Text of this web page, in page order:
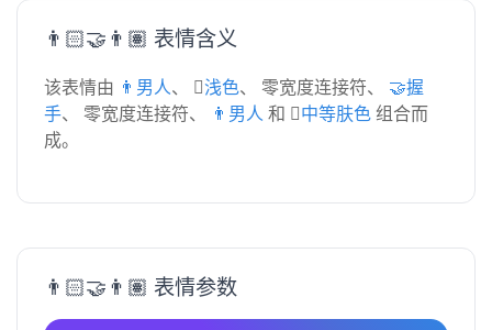
👨🏻‍🤝‍👨🏽 表情含义
该表情由 👨男人、🏻浅色、 零宽度连接符、 🤝握
手、 零宽度连接符、 👨男人 和🏽中等肤色 组合而
成。
👨🏻‍🤝‍👨🏽 表情参数